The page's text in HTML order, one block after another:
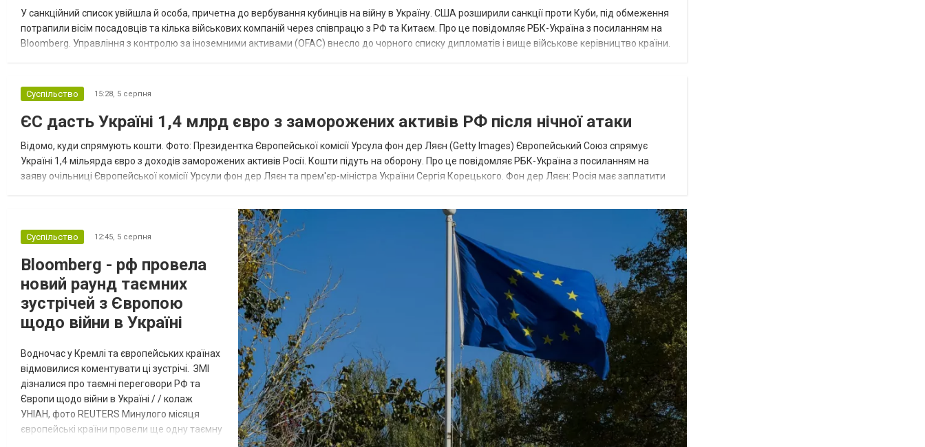
У санкційний список увійшла й особа, причетна до вербування кубинців на війну в Україну. США розширили санкції проти Куби, під обмеження
потрапили вісім посадовців та кілька військових компаній через співпрацю з РФ та Китаєм. Про це повідомляє РБК-Україна з посиланням на
Bloomberg. Управління з контролю за іноземними активами (OFAC) внесло до чорного списку дипломатів і вище військове керівництво країни.
Суспільство 15:28, 5 серпня
ЄС дасть Україні 1,4 млрд євро з заморожених активів РФ після нічної атаки
Відомо, куди спрямують кошти. Фото: Президентка Європейської комісії Урсула фон дер Ляєн (Getty Images) Європейський Союз спрямує
Україні 1,4 мільярда євро з доходів заморожених активів Росії. Кошти підуть на оборону. Про це повідомляє РБК-Україна з посиланням на
заяву очільниці Європейської комісії Урсули фон дер Ляєн та прем'єр-міністра України Сергія Корецького. Фон дер Ляєн: Росія має заплатити
Суспільство 12:45, 5 серпня
Bloomberg - рф провела
новий раунд таємних
зустрічей з Європою
щодо війни в Україні
Водночас у Кремлі та європейських країнах
відмовилися коментувати ці зустрічі. ЗМІ
дізналися про таємні переговори РФ та
Європи щодо війни в Україні / / колаж
УНІАН, фото REUTERS Минулого місяця
європейські країни провели ще одну таємну